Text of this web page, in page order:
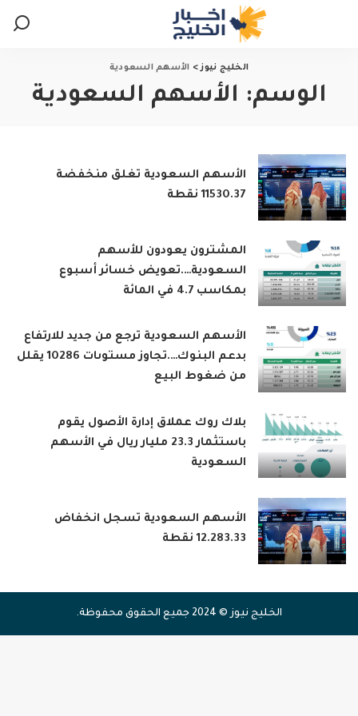
الخليج نيوز> الأسهم السعودية
الوسم: الأسهم السعودية
الأسهم السعودية تغلق منخفضة
11530.37 نقطة
المشترون يعودون للأسهم
السعودية….تعويض خسائر أسبوع
بمكاسب 4.7 في المائة
الأسهم السعودية ترجع من جديد للارتفاع
بدعم البنوك….تجاوز مستوىات 10286 يقلل
من ضغوط البيع
بلاك روك عملاق إدارة الأصول يقوم
باستثمار 23.3 مليار ريال في الأسهم
السعودية
الأسهم السعودية تسجل انخفاض
12.283.33 نقطة
الخليج نيوز © 2024 جميع الحقوق محفوظة.